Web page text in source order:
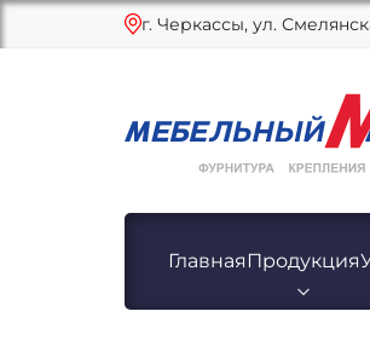
г. Черкассы, ул.
Главная Продукция